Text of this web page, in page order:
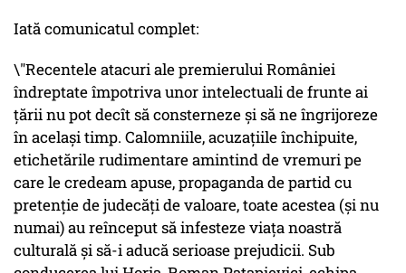
Iată comunicatul complet:
\"Recentele atacuri ale premierului României
îndreptate împotriva unor intelectuali de frunte ai
ţării nu pot decît să consterneze şi să ne îngrijoreze
în acelaşi timp. Calomniile, acuzaţiile închipuite,
etichetările rudimentare amintind de vremuri pe
care le credeam apuse, propaganda de partid cu
pretenţie de judecăţi de valoare, toate acestea (şi nu
numai) au reînceput să infesteze viaţa noastră
culturală şi să-i aducă serioase prejudicii. Sub